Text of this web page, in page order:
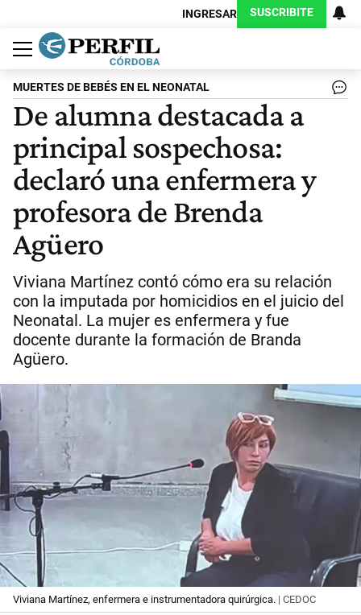
INGRESAR SUSCRIBITE
Política
Economía
Judiciales
Sociedad
Cultura
Espectáculos
Deportes
Protagonistas
MUERTES DE BEBÉS EN EL NEONATAL
De alumna destacada a
principal sospechosa:
declaró una enfermera y
profesora de Brenda
Agüero
Viviana Martínez contó cómo era su relación
con la imputada por homicidios en el juicio del
Neonatal. La mujer es enfermera y fue
docente durante la formación de Branda
Agüero.
Viviana Martínez, enfermera e instrumentadora quirúrgica. | CEDOC